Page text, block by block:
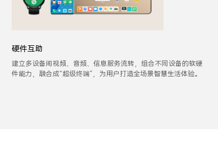
硬件互助
建立多设备间视频、音频、信息服务流转，组合不同设备的软硬
件能力，融合成“超级终端”，为用户打造全场景智慧生活体验。